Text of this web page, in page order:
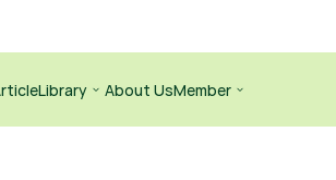
Library About UsMember